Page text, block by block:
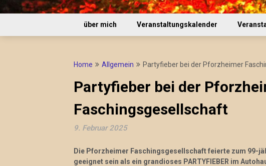
über mich Veranstaltungskalender
Home Allgemein Partyfieber bei der Pforzheimer
Partyfieber bei der
Faschingsgesellschaft
9. Februar 2025
Die Pforzheimer Faschingsgesellschaft feierte zum 99-
geeignet sein als ein grandioses PARTYFIEBER im